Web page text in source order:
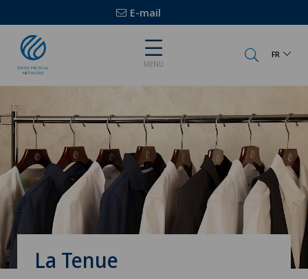
E-mail
MENU
FR
La Tenue